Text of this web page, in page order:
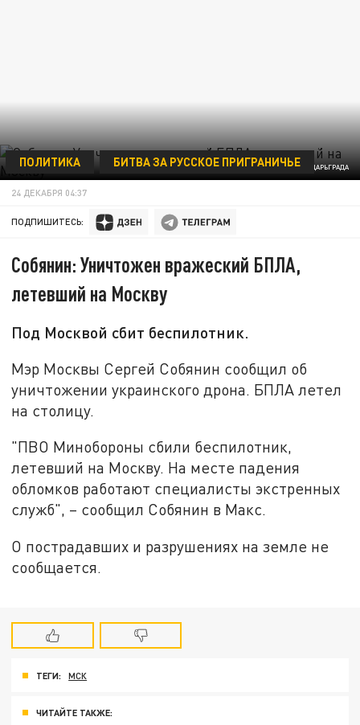
КОЛЛАЖ ЦАРЬГРАДА
ПОЛИТИКА БИТВА ЗА РУССКОЕ ПРИГРАНИЧЬЕ
24 ДЕКАБРЯ 04:37
ПОДПИШИТЕСЬ:
Собянин: Уничтожен вражеский БПЛА,
летевший на Москву
Под Москвой сбит беспилотник.
Мэр Москвы Сергей Собянин сообщил об
уничтожении украинского дрона. БПЛА летел
на столицу.
"ПВО Минобороны сбили беспилотник,
летевший на Москву. На месте падения
обломков работают специалисты экстренных
служб", – сообщил Собянин в Макс.
О пострадавших и разрушениях на земле не
сообщается.
ТЕГИ: МСК
ЧИТАЙТЕ ТАКЖЕ: